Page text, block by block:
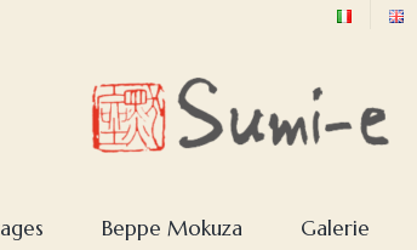
Beppe Mokuza Galerie